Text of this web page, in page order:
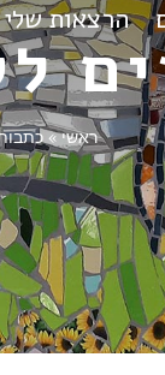
הרצאות שלי
ראשי »